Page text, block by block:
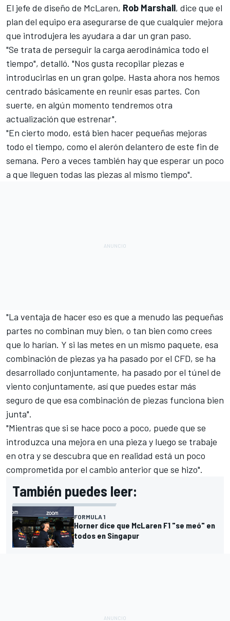
El jefe de diseño de McLaren, Rob Marshall, dice que el
plan del equipo era asegurarse de que cualquier mejora
que introdujera les ayudara a dar un gran paso.
"Se trata de perseguir la carga aerodinámica todo el
tiempo", detalló. "Nos gusta recopilar piezas e
introducirlas en un gran golpe. Hasta ahora nos hemos
centrado básicamente en reunir esas partes. Con
suerte, en algún momento tendremos otra
actualización que estrenar".
"En cierto modo, está bien hacer pequeñas mejoras
todo el tiempo, como el alerón delantero de este fin de
semana. Pero a veces también hay que esperar un poco
a que lleguen todas las piezas al mismo tiempo".
"La ventaja de hacer eso es que a menudo las pequeñas
partes no combinan muy bien, o tan bien como crees
que lo harían. Y si las metes en un mismo paquete, esa
combinación de piezas ya ha pasado por el CFD, se ha
desarrollado conjuntamente, ha pasado por el túnel de
viento conjuntamente, así que puedes estar más
seguro de que esa combinación de piezas funciona bien
junta".
"Mientras que si se hace poco a poco, puede que se
introduzca una mejora en una pieza y luego se trabaje
en otra y se descubra que en realidad está un poco
comprometida por el cambio anterior que se hizo".
También puedes leer:
FORMULA 1
Horner dice que McLaren F1 "se meó" en
todos en Singapur